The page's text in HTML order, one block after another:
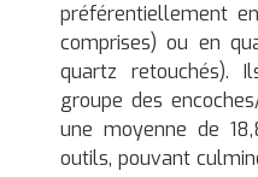
préférentiellement
comprises) ou en
quartz retouchés).
groupe des
une moyenne de
outils, pouvant